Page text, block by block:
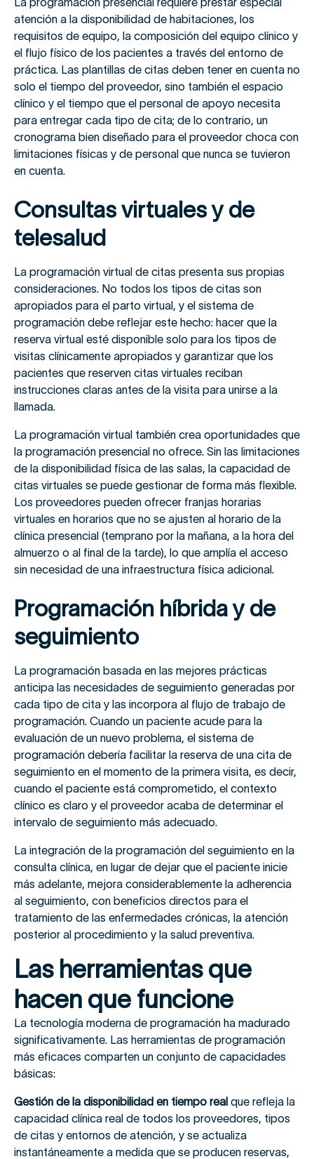
atención a la disponibilidad de habitaciones, los
requisitos de equipo, la composición del equipo clínico y
el flujo físico de los pacientes a través del entorno de
práctica. Las plantillas de citas deben tener en cuenta no
solo el tiempo del proveedor, sino también el espacio
clínico y el tiempo que el personal de apoyo necesita
para entregar cada tipo de cita; de lo contrario, un
cronograma bien diseñado para el proveedor choca con
limitaciones físicas y de personal que nunca se tuvieron
en cuenta.
Consultas virtuales y de
telesalud
La programación virtual de citas presenta sus propias
consideraciones. No todos los tipos de citas son
apropiados para el parto virtual, y el sistema de
programación debe reflejar este hecho: hacer que la
reserva virtual esté disponible solo para los tipos de
visitas clínicamente apropiados y garantizar que los
pacientes que reserven citas virtuales reciban
instrucciones claras antes de la visita para unirse a la
llamada.
La programación virtual también crea oportunidades que
la programación presencial no ofrece. Sin las limitaciones
de la disponibilidad física de las salas, la capacidad de
citas virtuales se puede gestionar de forma más flexible.
Los proveedores pueden ofrecer franjas horarias
virtuales en horarios que no se ajusten al horario de la
clínica presencial (temprano por la mañana, a la hora del
almuerzo o al final de la tarde), lo que amplía el acceso
sin necesidad de una infraestructura física adicional.
Programación híbrida y de
seguimiento
La programación basada en las mejores prácticas
anticipa las necesidades de seguimiento generadas por
cada tipo de cita y las incorpora al flujo de trabajo de
programación. Cuando un paciente acude para la
evaluación de un nuevo problema, el sistema de
programación debería facilitar la reserva de una cita de
seguimiento en el momento de la primera visita, es decir,
cuando el paciente está comprometido, el contexto
clínico es claro y el proveedor acaba de determinar el
intervalo de seguimiento más adecuado.
La integración de la programación del seguimiento en la
consulta clínica, en lugar de dejar que el paciente inicie
más adelante, mejora considerablemente la adherencia
al seguimiento, con beneficios directos para el
tratamiento de las enfermedades crónicas, la atención
posterior al procedimiento y la salud preventiva.
Las herramientas que
hacen que funcione
La tecnología moderna de programación ha madurado
significativamente. Las herramientas de programación
más eficaces comparten un conjunto de capacidades
básicas:
Gestión de la disponibilidad en tiempo real que refleja la
capacidad clínica real de todos los proveedores, tipos
de citas y entornos de atención, y se actualiza
instantáneamente a medida que se producen reservas,